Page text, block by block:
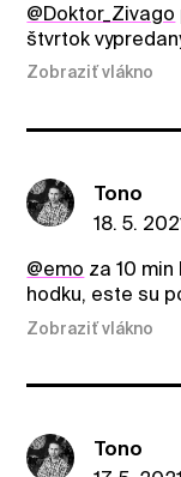
@Doktor_Zivago
štvrtok
Zobraziť vlákno
Tono
18. 5.
@emo za 10
hodku, este su
Zobraziť vlákno
Tono